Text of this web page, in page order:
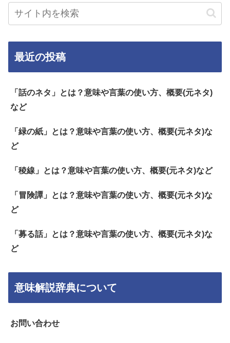
最近の投稿
「話のネタ」とは？意味や言葉の使い方、概要(元ネタ)
など
「緑の紙」とは？意味や言葉の使い方、概要(元ネタ)な
ど
「稜線」とは？意味や言葉の使い方、概要(元ネタ)など
「冒険譚」とは？意味や言葉の使い方、概要(元ネタ)な
ど
「募る話」とは？意味や言葉の使い方、概要(元ネタ)な
ど
意味解説辞典について
お問い合わせ